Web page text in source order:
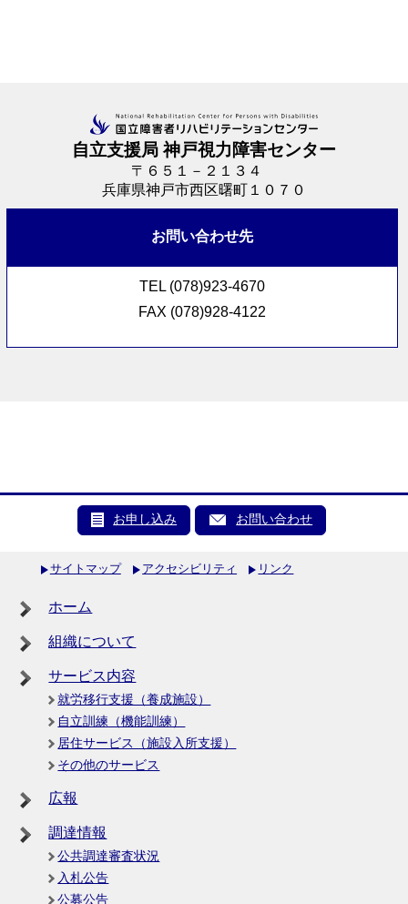
自立支援局 神戸視力障害センター
〒６５１－２１３４
兵庫県神戸市西区曙町１０７０
お問い合わせ先
TEL (078)923-4670
FAX (078)928-4122
お申し込み お問い合わせ
サイトマップ アクセシビリティ リンク
ホーム
組織について
サービス内容
就労移行支援（養成施設）
自立訓練（機能訓練）
居住サービス（施設入所支援）
その他のサービス
広報
調達情報
公共調達審査状況
入札公告
公募公告